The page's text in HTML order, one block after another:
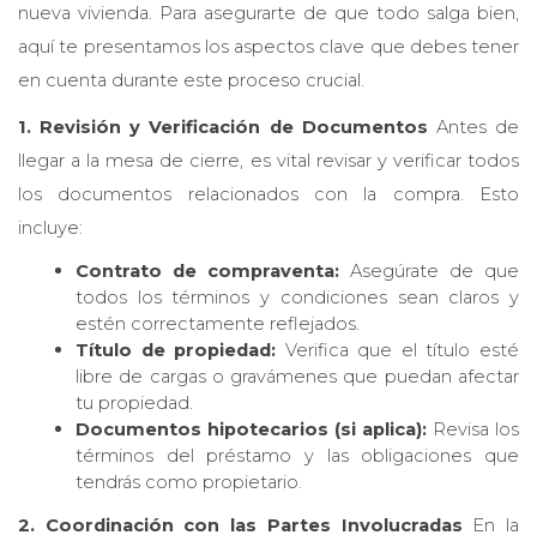
nueva vivienda. Para asegurarte de que todo salga bien,
aquí te presentamos los aspectos clave que debes tener
en cuenta durante este proceso crucial.
1. Revisión y Verificación de Documentos Antes de
llegar a la mesa de cierre, es vital revisar y verificar todos
los documentos relacionados con la compra. Esto
incluye:
Contrato de compraventa: Asegúrate de que
todos los términos y condiciones sean claros y
estén correctamente reflejados.
Título de propiedad: Verifica que el título esté
libre de cargas o gravámenes que puedan afectar
tu propiedad.
Documentos hipotecarios (si aplica): Revisa los
términos del préstamo y las obligaciones que
tendrás como propietario.
2. Coordinación con las Partes Involucradas En la